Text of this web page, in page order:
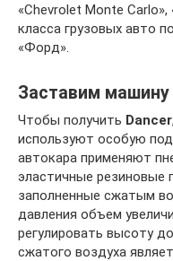
«Chevrolet Monte
класса грузовых авто
«Форд».
Заставим машину
Чтобы получить Dancer
используют особую
автокара применяют
эластичные резиновые
заполненные сжатым
давления объем
регулировать высоту
сжатого воздуха